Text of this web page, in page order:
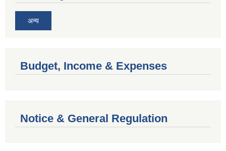
अन्य
Budget, Income & Expenses
Notice & General Regulation